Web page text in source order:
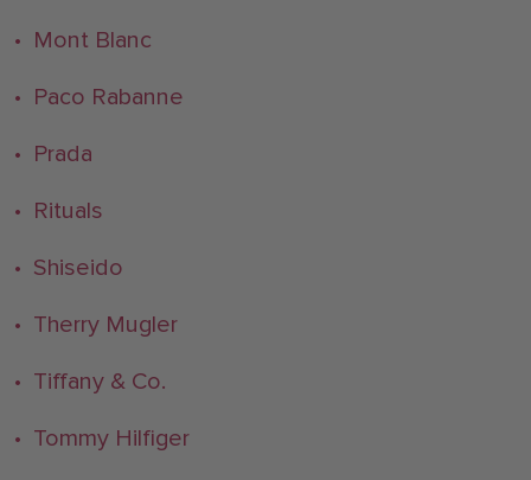
• Mont Blanc
• Paco Rabanne
• Prada
• Rituals
• Shiseido
• Therry Mugler
• Tiffany & Co.
• Tommy Hilfiger